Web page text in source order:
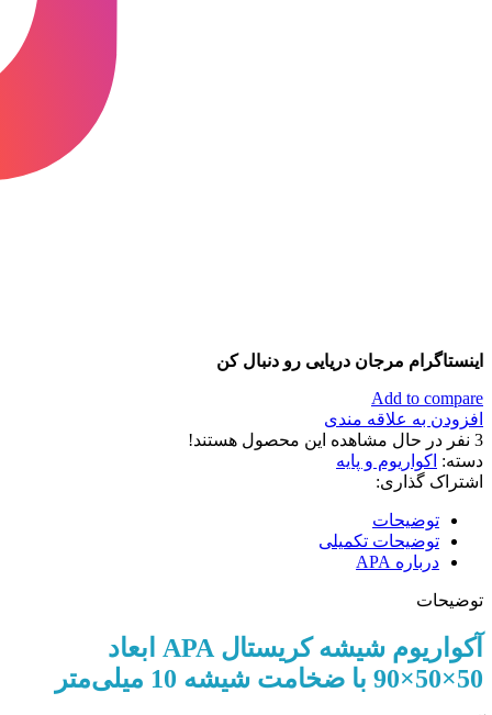
اینستاگرام مرجان دریایی رو دنبال کن
Add to compare
افزودن به علاقه مندی
3 نفر در حال مشاهده این محصول هستند!
دسته: اکواریوم و پایه
اشتراک گذاری:
توضیحات
توضیحات تکمیلی
درباره APA
توضیحات
آکواریوم شیشه کریستال APA ابعاد
50×50×90 با ضخامت شیشه 10 میلی‌متر